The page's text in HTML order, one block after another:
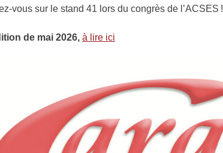
vous sur le stand 41 lors du congrès de l’ACSES !
de mai 2026, à lire ici